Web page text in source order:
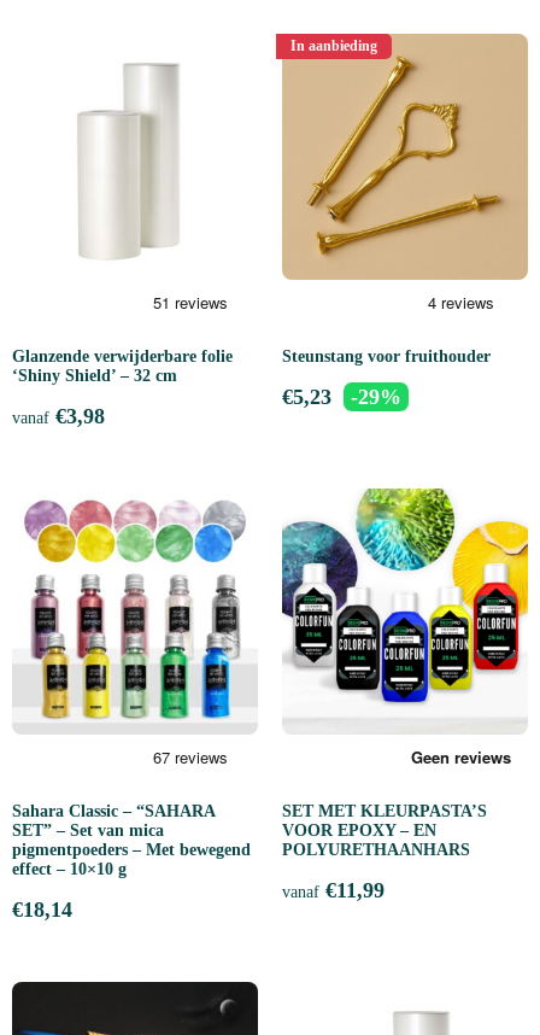
Glanzende verwijderbare folie
‘Shiny Shield’ – 32 cm
vanaf €3,98
In aanbieding
Steunstang voor fruithouder
€5,23 -29%
Sahara Classic – “SAHARA
SET” – Set van mica
pigmentpoeders – Met bewegend
effect – 10×10 g
€18,14
SET MET KLEURPASTA’S
VOOR EPOXY – EN
POLYURETHAANHARS
vanaf €11,99